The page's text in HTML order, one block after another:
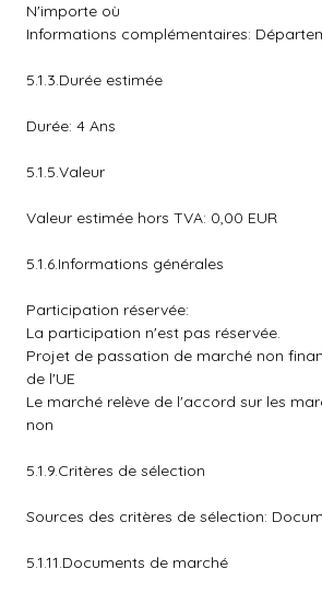
N'importe où
Informations complémentaires:
5.1.3.Durée estimée
Durée: 4 Ans
5.1.5.Valeur
Valeur estimée hors TVA: 0,00 EUR
5.1.6.Informations générales
Participation réservée:
La participation n'est pas réservée.
Projet de passation de marché non
de l'UE
Le marché relève de l'accord sur les
non
5.1.9.Critères de sélection
Sources des critères de sélection:
5.1.11.Documents de marché